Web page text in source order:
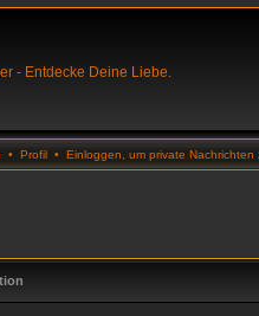
• Profil • Einloggen, um private Nachrichten